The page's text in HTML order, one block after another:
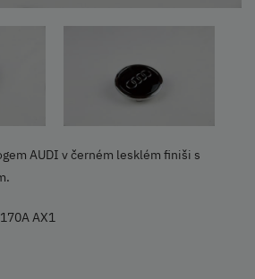
AUDI v černém lesklém finiši s
AX1